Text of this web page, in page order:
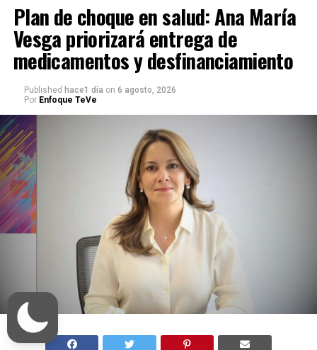
Plan de choque en salud: Ana María
Vesga priorizará entrega de
medicamentos y desfinanciamiento
Published hace1 día on 6 agosto, 2026
Por Enfoque TeVe